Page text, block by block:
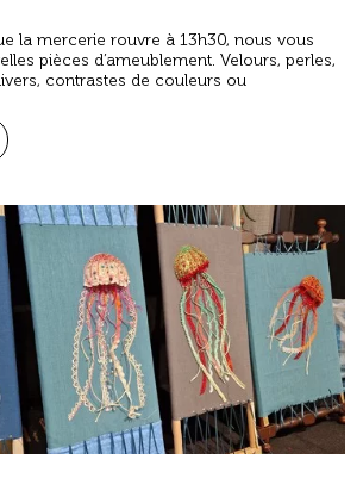
la mercerie rouvre à 13h30, nous vous
pièces d’ameublement. Velours, perles,
contrastes de couleurs ou